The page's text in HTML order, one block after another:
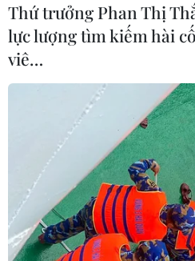
Bỉ chi 1,5 triệu euro
chống dịch bệnh Ebola
Thứ trưởng Phan Thị
lực lượng tìm kiếm hài
viê…